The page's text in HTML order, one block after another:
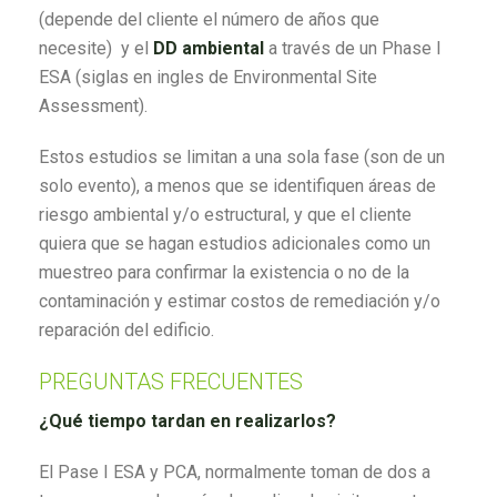
(depende del cliente el número de años que
necesite) y el DD ambiental a través de un Phase I
ESA (siglas en ingles de Environmental Site
Assessment).
Estos estudios se limitan a una sola fase (son de un
solo evento), a menos que se identifiquen áreas de
riesgo ambiental y/o estructural, y que el cliente
quiera que se hagan estudios adicionales como un
muestreo para confirmar la existencia o no de la
contaminación y estimar costos de remediación y/o
reparación del edificio.
PREGUNTAS FRECUENTES
¿Qué tiempo tardan en realizarlos?
El Pase I ESA y PCA, normalmente toman de dos a